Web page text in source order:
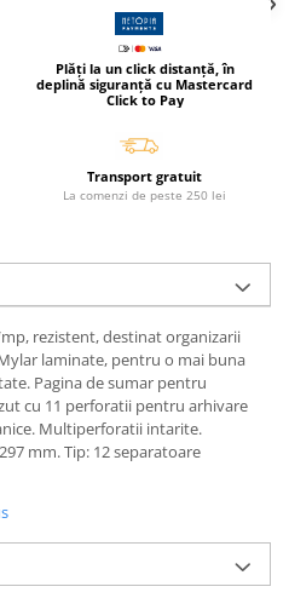
Plăți la un click distanță, în
deplină siguranță cu Mastercard
Click to Pay
Transport gratuit
La comenzi de peste 250 lei
rezistent, destinat organizarii
laminate, pentru o mai buna
Pagina de sumar pentru
cu 11 perforatii pentru arhivare
Multiperforatii intarite.
mm. Tip: 12 separatoare